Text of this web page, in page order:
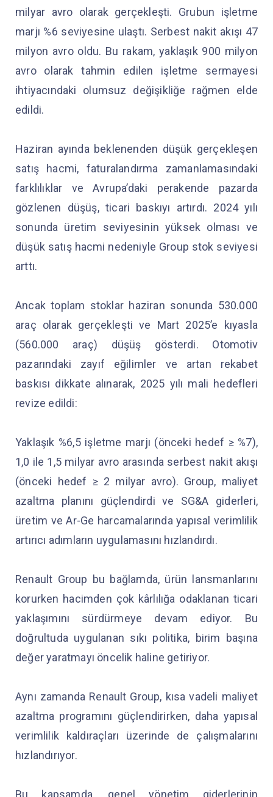
milyar avro olarak gerçekleşti. Grubun işletme
marjı %6 seviyesine ulaştı. Serbest nakit akışı 47
milyon avro oldu. Bu rakam, yaklaşık 900 milyon
avro olarak tahmin edilen işletme sermayesi
ihtiyacındaki olumsuz değişikliğe rağmen elde
edildi.
Haziran ayında beklenenden düşük gerçekleşen
satış hacmi, faturalandırma zamanlamasındaki
farklılıklar ve Avrupa’daki perakende pazarda
gözlenen düşüş, ticari baskıyı artırdı. 2024 yılı
sonunda üretim seviyesinin yüksek olması ve
düşük satış hacmi nedeniyle Group stok seviyesi
arttı.
Ancak toplam stoklar haziran sonunda 530.000
araç olarak gerçekleşti ve Mart 2025’e kıyasla
(560.000 araç) düşüş gösterdi. Otomotiv
pazarındaki zayıf eğilimler ve artan rekabet
baskısı dikkate alınarak, 2025 yılı mali hedefleri
revize edildi:
Yaklaşık %6,5 işletme marjı (önceki hedef ≥ %7),
1,0 ile 1,5 milyar avro arasında serbest nakit akışı
(önceki hedef ≥ 2 milyar avro). Group, maliyet
azaltma planını güçlendirdi ve SG&A giderleri,
üretim ve Ar-Ge harcamalarında yapısal verimlilik
artırıcı adımların uygulamasını hızlandırdı.
Renault Group bu bağlamda, ürün lansmanlarını
korurken hacimden çok kârlılığa odaklanan ticari
yaklaşımını sürdürmeye devam ediyor. Bu
doğrultuda uygulanan sıkı politika, birim başına
değer yaratmayı öncelik haline getiriyor.
Aynı zamanda Renault Group, kısa vadeli maliyet
azaltma programını güçlendirirken, daha yapısal
verimlilik kaldıraçları üzerinde de çalışmalarını
hızlandırıyor.
Bu kapsamda, genel yönetim giderlerinin